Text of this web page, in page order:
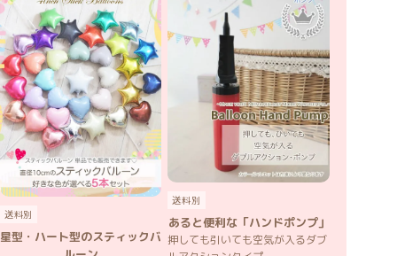
星型・ハート型のスティックバ
送料別
あると便利な「ハンドポンプ」
押しても引いても空気が入るダブ
送料別